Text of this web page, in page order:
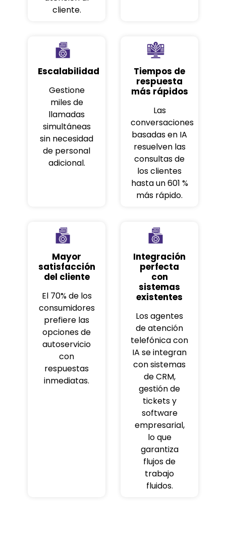
cliente.
Escalabilidad
Gestione
miles de
llamadas
simultáneas
sin necesidad
de personal
adicional.
Tiempos de
respuesta
más rápidos
Las
conversaciones
basadas en IA
resuelven las
consultas de
los clientes
hasta un 601 %
más rápido.
Mayor
satisfacción
del cliente
El 70% de los
consumidores
prefiere las
opciones de
autoservicio
con
respuestas
inmediatas.
Integración
perfecta
con
sistemas
existentes
Los agentes
de atención
telefónica con
IA se integran
con sistemas
de CRM,
gestión de
tickets y
software
empresarial,
lo que
garantiza
flujos de
trabajo
fluidos.